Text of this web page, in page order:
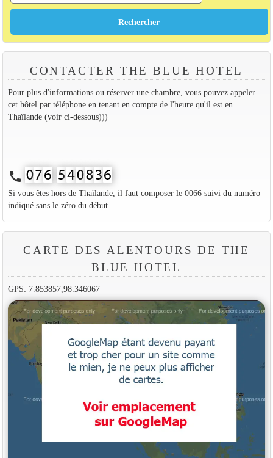
CONTACTER THE BLUE HOTEL
Pour plus d'informations ou réserver une chambre, vous pouvez appeler
cet hôtel par téléphone en tenant en compte de l'heure qu'il est en
Thaïlande (voir ci-dessous)))
call
Si vous êtes hors de Thaïlande, il faut composer le 0066 suivi du numéro
indiqué sans le zéro du début.
CARTE DES ALENTOURS DE THE
BLUE HOTEL
GPS: 7.853857,98.346067